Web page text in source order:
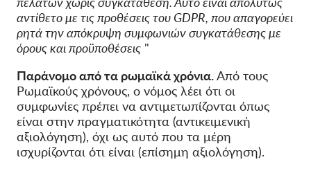
αντίθετο με τις προθέσεις του GDPR, που απαγορεύει
ρητά την απόκρυψη συμφωνιών συγκατάθεσης με
όρους και προϋποθέσεις "
Παράνομο από τα ρωμαϊκά χρόνια.Από τους
Ρωμαϊκούς χρόνους, ο νόμος λέει ότι οι
συμφωνίες πρέπει να αντιμετωπίζονται όπως
είναι στην πραγματικότητα (αντικειμενική
αξιολόγηση), όχι ως αυτό που τα μέρη
ισχυρίζονται ότι είναι (επίσημη αξιολόγηση).